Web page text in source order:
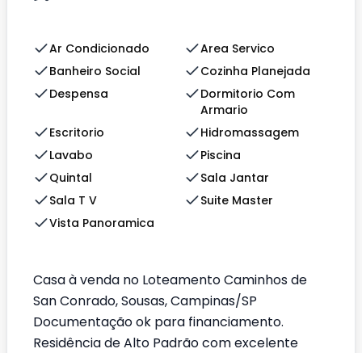
Ar Condicionado
Area Servico
Banheiro Social
Cozinha Planejada
Despensa
Dormitorio Com
Armario
Escritorio
Hidromassagem
Lavabo
Piscina
Quintal
Sala Jantar
Sala T V
Suite Master
Vista Panoramica
Casa à venda no Loteamento Caminhos de
San Conrado, Sousas, Campinas/SP
Documentação ok para financiamento.
Residência de Alto Padrão com excelente